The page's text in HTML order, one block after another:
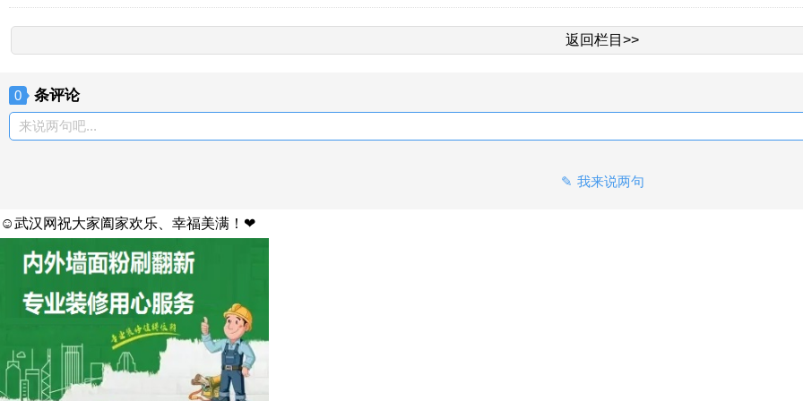
返回栏目>>
0 条评论
来说两句吧...
我来说两句
☺武汉网祝大家阖家欢乐、幸福美满！❤